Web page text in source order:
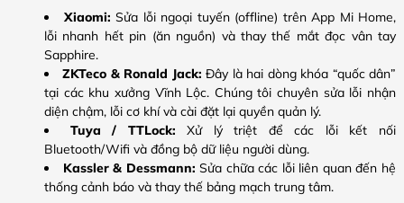
Xiaomi: Sửa lỗi ngoại tuyến (offline) trên App Mi Home,
lỗi nhanh hết pin (ăn nguồn) và thay thế mắt đọc vân tay
Sapphire.
ZKTeco & Ronald Jack: Đây là hai dòng khóa “quốc dân”
tại các khu xưởng Vĩnh Lộc. Chúng tôi chuyên sửa lỗi nhận
diện chậm, lỗi cơ khí và cài đặt lại quyền quản lý.
Tuya / TTLock: Xử lý triệt để các lỗi kết nối
Bluetooth/Wifi và đồng bộ dữ liệu người dùng.
Kassler & Dessmann: Sửa chữa các lỗi liên quan đến hệ
thống cảnh báo và thay thế bảng mạch trung tâm.